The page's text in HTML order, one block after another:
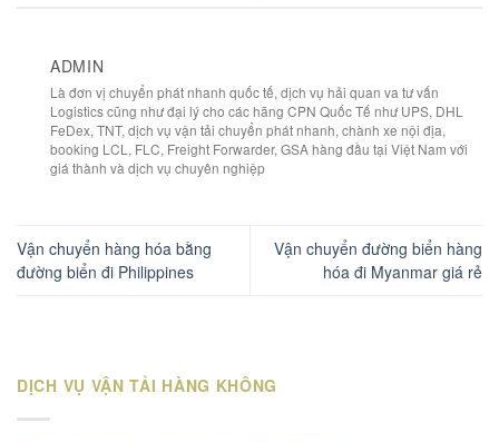
ADMIN
Là đơn vị chuyển phát nhanh quốc tế, dịch vụ hải quan va tư vấn
Logistics cũng như đại lý cho các hãng CPN Quốc Tế như UPS, DHL
FeDex, TNT, dịch vụ vận tải chuyển phát nhanh, chành xe nội địa,
booking LCL, FLC, Freight Forwarder, GSA hàng đầu tại Việt Nam với
giá thành và dịch vụ chuyên nghiệp
Vận chuyển hàng hóa bằng
đường biển đi Philippines
Vận chuyển đường biển hàng
hóa đi Myanmar giá rẻ
DỊCH VỤ VẬN TẢI HÀNG KHÔNG